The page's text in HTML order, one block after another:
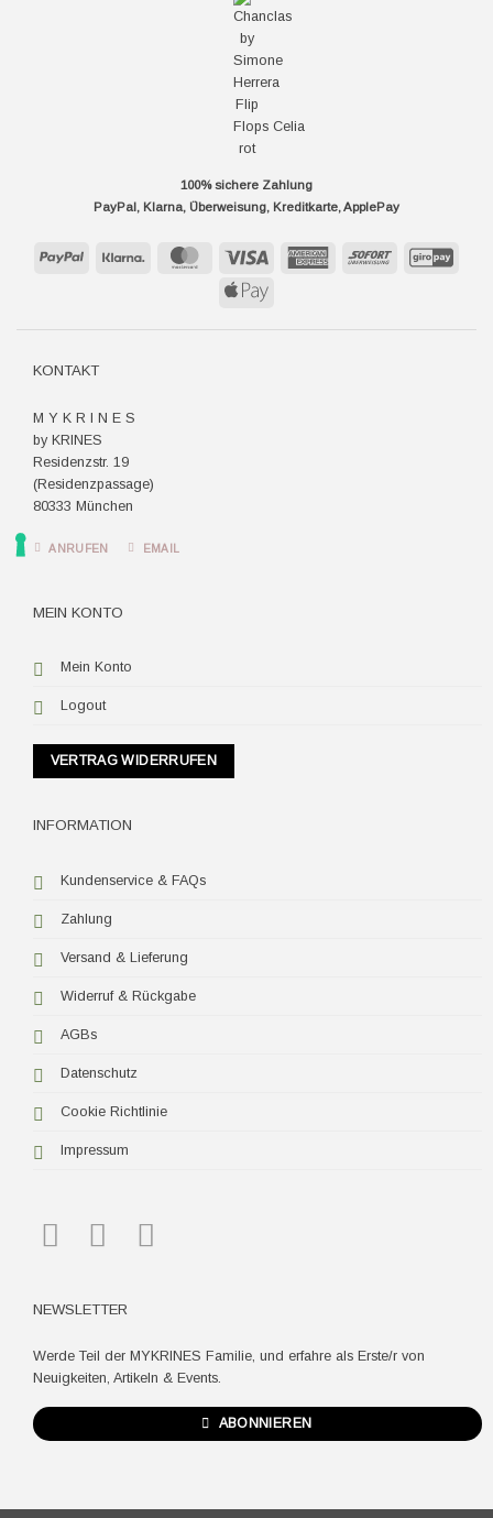
100% sichere Zahlung
PayPal, Klarna, Überweisung, Kreditkarte, ApplePay
PayPal Klarna MasterCard Visa
AmericanSofort
Apple
KONTAKT
M Y K R I N E S
by KRINES
Residenzstr. 19
(Residenzpassage)
80333 München
ANRUFEN EMAIL
MEIN KONTO
Mein Konto
Logout
VERTRAG WIDERRUFEN
INFORMATION
Kundenservice & FAQs
Zahlung
Versand & Lieferung
Widerruf & Rückgabe
AGBs
Datenschutz
Cookie Richtlinie
Impressum
NEWSLETTER
Werde Teil der MYKRINES Familie, und erfahre als Erste/r von
Neuigkeiten, Artikeln & Events.
ABONNIEREN